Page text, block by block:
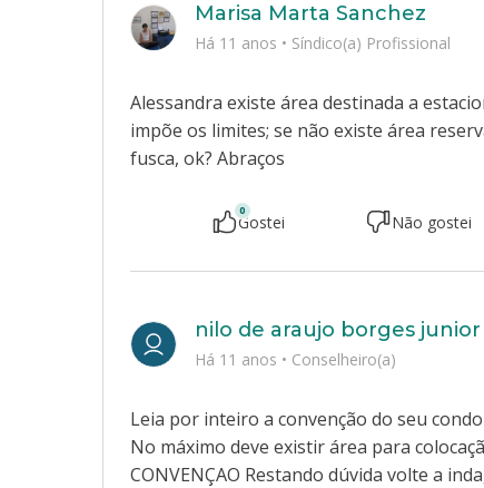
Alessandra existe área destinada a
impõe os limites; se não existe área
fusca, ok? Abraços
Marisa Marta Sanchez
Há 11 anos • Síndico(a) Profissional
0
Gostei Não gostei
Leia por inteiro a convenção do seu
No máximo deve existir área para
CONVENÇAO Restando dúvida volte a
nilo de araujo borges junior
Há 11 anos • Conselheiro(a)